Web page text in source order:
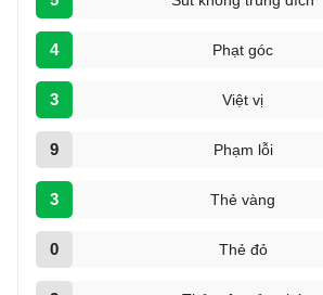
4 Phạt góc
3 Việt vị
9 Phạm lỗi
3 Thẻ vàng
0 Thẻ đỏ